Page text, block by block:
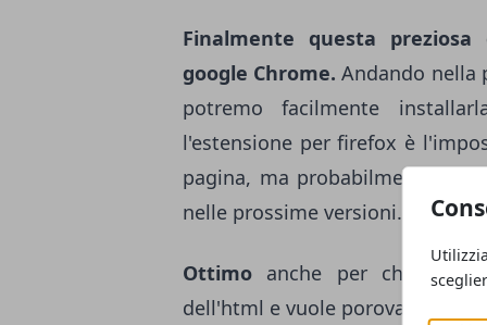
Finalmente questa
google Chrome.Andando nella
potremo facilmente
l'estensione per firefox è
pagina, ma probabilmente
nelle prossime versioni.
Ottimo anche per chi sta
dell'html e vuole porovare a